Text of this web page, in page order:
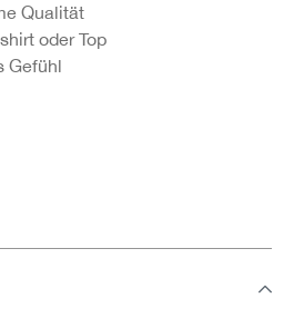
Qualität
oder Top
Gefühl